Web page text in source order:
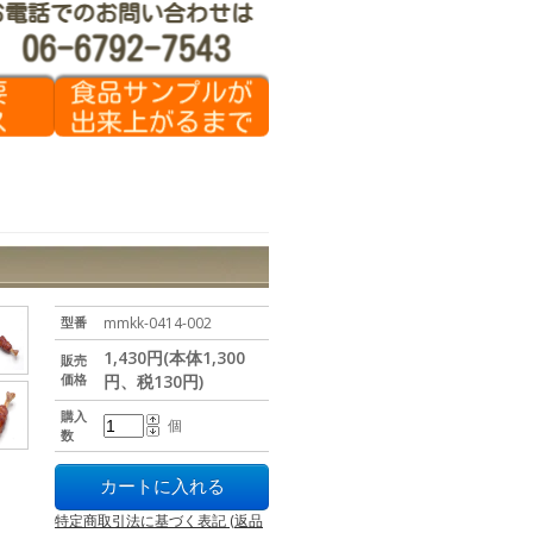
型番 mmkk-0414-002
販売
価格
1,430円(本体1,300
円、税130円)
購入
数
個
特定商取引法に基づく表記 (返品